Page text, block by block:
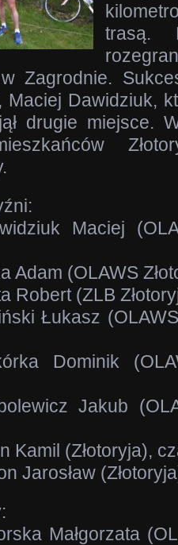
trasą.
Zagrodnie.
Maciej Dawidziuk,
drugie miejsce.
Maciej
Adam (OLAWS
Robert (ZLB
Łukasz
Dominik
Jakub
Kamil (Złotoryja),
Jarosław
Małgorzata